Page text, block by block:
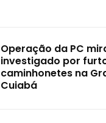
Operação da PC
investigado por
caminhonetes na
Cuiabá